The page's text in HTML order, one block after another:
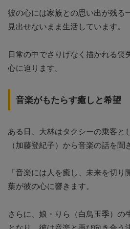
彼の心には家族との思い出が残る
見出せないまま生活しています。
日常の中でさりげなく描かれる喪
心に迫ります。
音楽がもたらす癒しと希望
ある日、大林はタクシーの乗客と
（加藤登紀子）から音楽の話を聞
「音楽には人を癒し、未来を切り
葉が彼の心に響きます。
さらに、娘・りら（白鳥玉季）の